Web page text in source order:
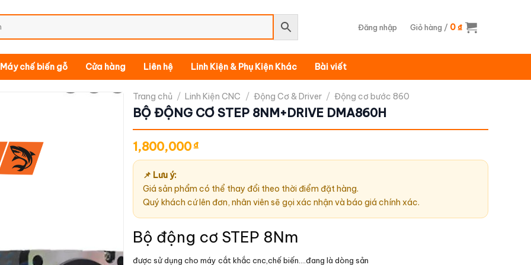
Đăng nhập Giỏ hàng / 0₫
Máy chế biến gỗ Cửa hàng Liên hệ Linh Kiện & Phụ Kiện Khác Bài viết
Trang chủ / Linh Kiện CNC / Động Cơ & Driver / Động cơ bước 860
BỘ ĐỘNG CƠ STEP 8NM+DRIVE DMA860H
1,800,000₫
📌 Lưu ý:
Giá sản phẩm có thể thay đổi theo thời điểm đặt hàng.
Quý khách cứ lên đơn, nhân viên sẽ gọi xác nhận và báo giá chính xác.
Bộ động cơ STEP 8Nm
được sử dụng cho máy cắt khắc cnc,chế biến….đang là dòng sản